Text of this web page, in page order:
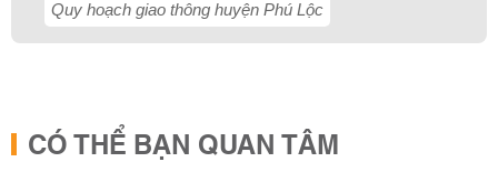
Quy hoạch giao thông huyện Phú Lộc
CÓ THỂ BẠN QUAN TÂM